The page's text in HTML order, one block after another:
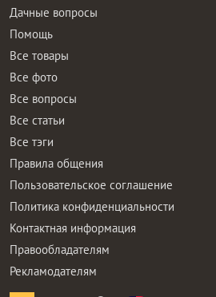
Дачные вопросы
Помощь
Все товары
Все фото
Все вопросы
Все статьи
Все тэги
Правила общения
Пользовательское соглашение
Политика конфиденциальности
Контактная информация
Правообладателям
Рекламодателям